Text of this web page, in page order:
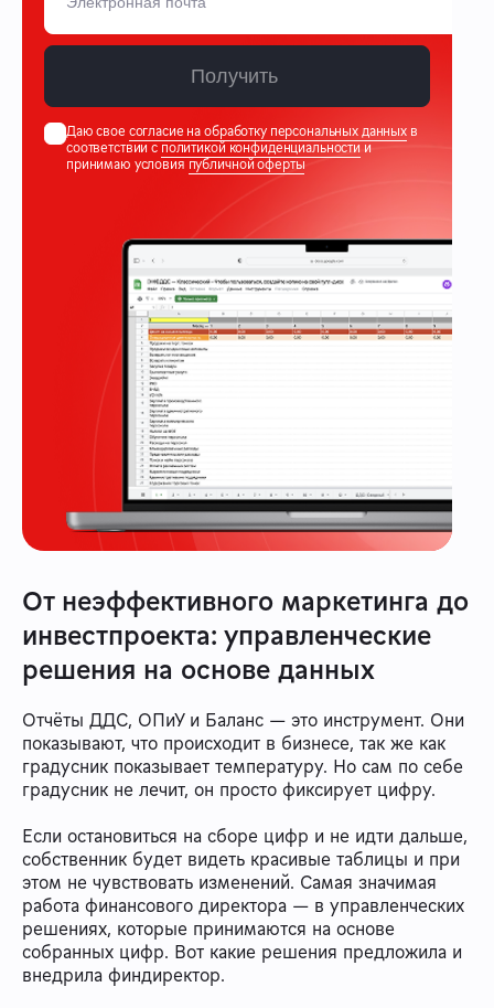
Получить
Даю свое согласие на обработку персональных данных в
соответствии с политикой конфиденциальности и
принимаю условия публичной оферты
От неэффективного маркетинга до
инвестпроекта: управленческие
решения на основе данных
Отчёты ДДС, ОПиУ и Баланс — это инструмент. Они
показывают, что происходит в бизнесе, так же как
градусник показывает температуру. Но сам по себе
градусник не лечит, он просто фиксирует цифру.
Если остановиться на сборе цифр и не идти дальше,
собственник будет видеть красивые таблицы и при
этом не чувствовать изменений. Самая значимая
работа финансового директора — в управленческих
решениях, которые принимаются на основе
собранных цифр. Вот какие решения предложила и
внедрила финдиректор.